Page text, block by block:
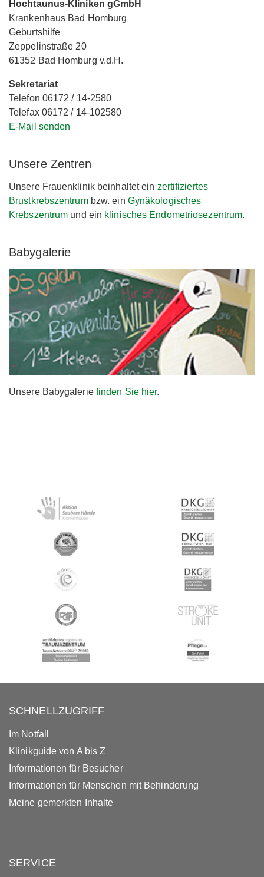
Hochtaunus-Kliniken gGmbH
Krankenhaus Bad Homburg
Geburtshilfe
Zeppelinstraße 20
61352 Bad Homburg v.d.H.
Sekretariat
Telefon 06172 / 14-2580
Telefax 06172 / 14-102580
E-Mail senden
Unsere Zentren
Unsere Frauenklinik beinhaltet ein zertifiziertes
Brustkrebszentrumbzw. ein Gynäkologisches
Krebszentrum und ein klinisches Endometriosezentrum.
Babygalerie
Unsere Babygalerie finden Sie hier.
SCHNELLZUGRIFF
Im Notfall
Klinikguide von A bis Z
Informationen für Besucher
Informationen für Menschen mit Behinderung
Meine gemerkten Inhalte
SERVICE